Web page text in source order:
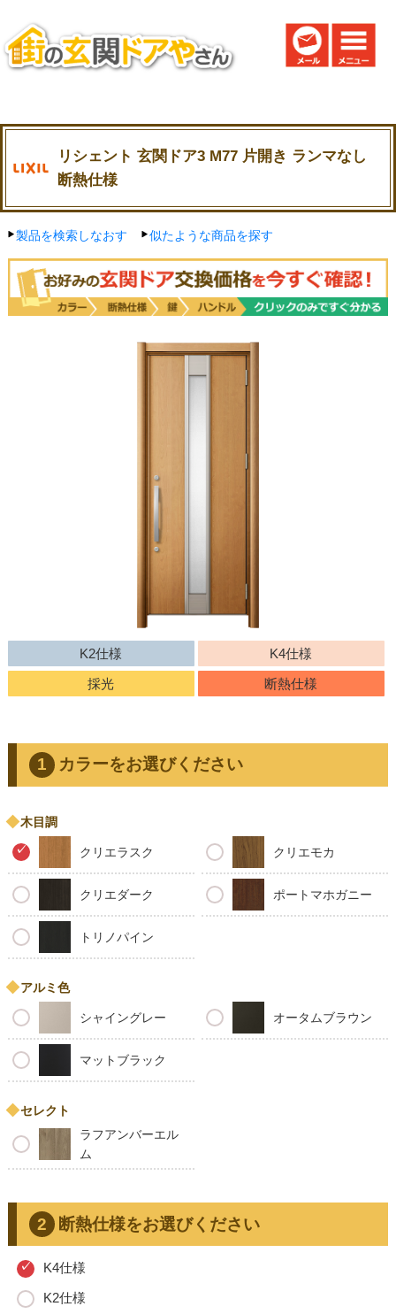
リシェント 玄関ドア3 M77 片開き ランマなし
断熱仕様
製品を検索しなおす 似たような商品を探す
K2仕様
K4仕様
採光
断熱仕様
カラーをお選びください
木目調
クリエラスク クリエモカ
クリエダーク ポートマホガニー
トリノパイン
アルミ色
シャイングレー オータムブラウン
マットブラック
セレクト
ラフアンバーエル
ム
断熱仕様をお選びください
K4仕様
K2仕様